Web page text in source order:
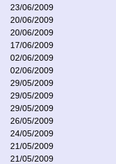
23/06/2009
20/06/2009
20/06/2009
17/06/2009
02/06/2009
02/06/2009
29/05/2009
29/05/2009
29/05/2009
26/05/2009
24/05/2009
21/05/2009
21/05/2009